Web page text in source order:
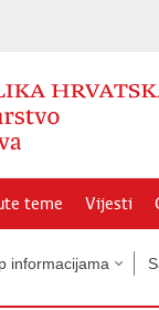
teme Vijesti
informacijama